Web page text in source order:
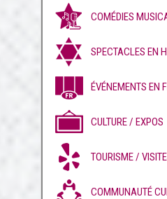
COMÉDIES
SPECTACLES EN
ÉVÉNEMENTS EN
CULTURE / EXPOS
TOURISME /
COMMUNAUTÉ